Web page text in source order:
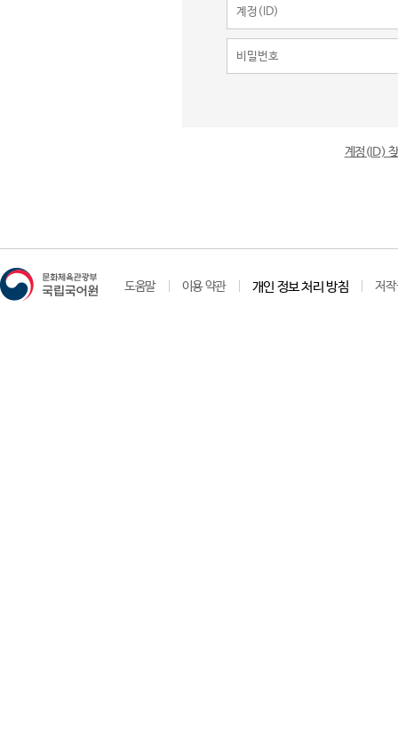
계정(ID)
도움말 이용 약관 개인 정보 처리 방침 저